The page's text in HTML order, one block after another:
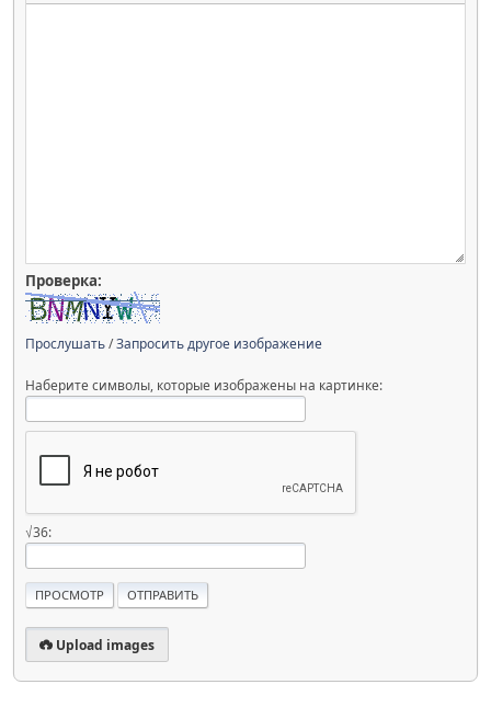
Проверка:
Прослушать/Запросить другое изображение
Наберите символы, которые изображены на картинке:
√36:
Upload images